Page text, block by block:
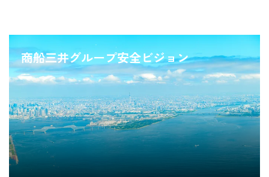
商船三井グループ安全ビジョン